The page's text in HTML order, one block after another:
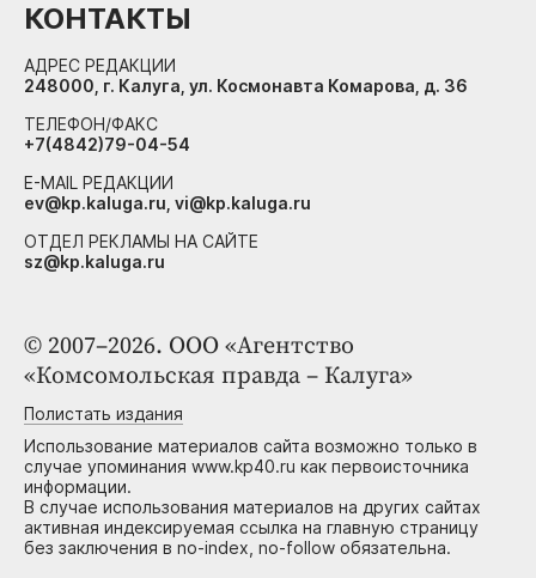
© 2007–2026. ООО «Агентство
«Комсомольская правда – Калуга»
Полистать издания
Использование материалов сайта возможно только в
случае упоминания www.kp40.ru как первоисточника
информации.
В случае использования материалов на других сайтах
активная индексируемая ссылка на главную страницу
без заключения в no-index, no-follow обязательна.
КОНТАКТЫ
АДРЕС РЕДАКЦИИ
248000, г. Калуга, ул. Космонавта Комарова, д. 36
ТЕЛЕФОН/ФАКС
+7(4842)79-04-54
E-MAIL РЕДАКЦИИ
ev@kp.kaluga.ru, vi@kp.kaluga.ru
ОТДЕЛ РЕКЛАМЫ НА САЙТЕ
sz@kp.kaluga.ru